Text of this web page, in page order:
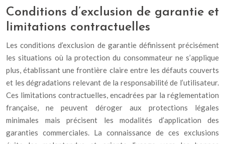
Conditions d’exclusion de garantie et
limitations contractuelles
Les conditions d’exclusion de garantie définissent précisément
les situations où la protection du consommateur ne s’applique
plus, établissant une frontière claire entre les défauts couverts
et les dégradations relevant de la responsabilité de l’utilisateur.
Ces limitations contractuelles, encadrées par la réglementation
française, ne peuvent déroger aux protections légales
minimales mais précisent les modalités d’application des
garanties commerciales. La connaissance de ces exclusions